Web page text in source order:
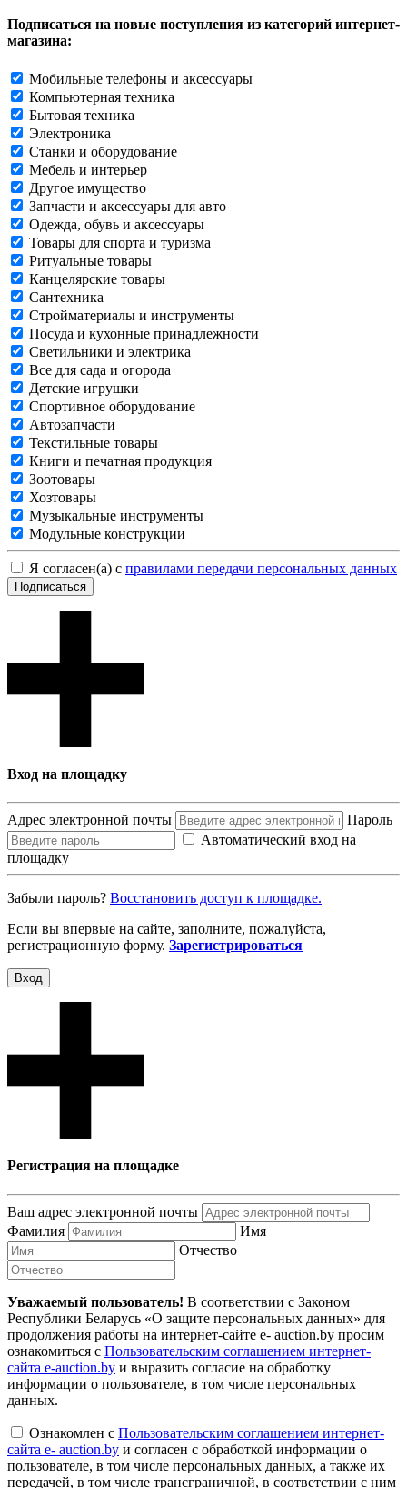
Подписаться на новые поступления из категорий интернет-
магазина:
Мобильные телефоны и аксессуары
Компьютерная техника
Бытовая техника
Электроника
Станки и оборудование
Мебель и интерьер
Другое имущество
Запчасти и аксессуары для авто
Одежда, обувь и аксессуары
Товары для спорта и туризма
Ритуальные товары
Канцелярские товары
Сантехника
Стройматериалы и инструменты
Посуда и кухонные принадлежности
Светильники и электрика
Все для сада и огорода
Детские игрушки
Спортивное оборудование
Автозапчасти
Текстильные товары
Книги и печатная продукция
Зоотовары
Хозтовары
Музыкальные инструменты
Модульные конструкции
Я согласен(а) с правилами передачи персональных данных
Подписаться
Вход на площадку
Адрес электронной почты
Пароль
Автоматический вход на
площадку
Забыли пароль? Восcтановить доступ к площадке.
Если вы впервые на сайте, заполните, пожалуйста,
регистрационную форму. Зарегистрироваться
Вход
Регистрация на площадке
Ваш адрес электронной почты
Фамилия
Имя
Отчество
Уважаемый пользователь! В соответствии с Законом
Республики Беларусь «О защите персональных данных» для
продолжения работы на интернет-сайте e- auction.by просим
ознакомиться с Пользовательским соглашением интернет-
сайта e-auction.by и выразить согласие на обработку
информации о пользователе, в том числе персональных
данных.
Ознакомлен с Пользовательским соглашением интернет-
сайта e- auction.by и согласен с обработкой информации о
пользователе, в том числе персональных данных, а также их
передачей, в том числе трансграничной, в соответствии с ним